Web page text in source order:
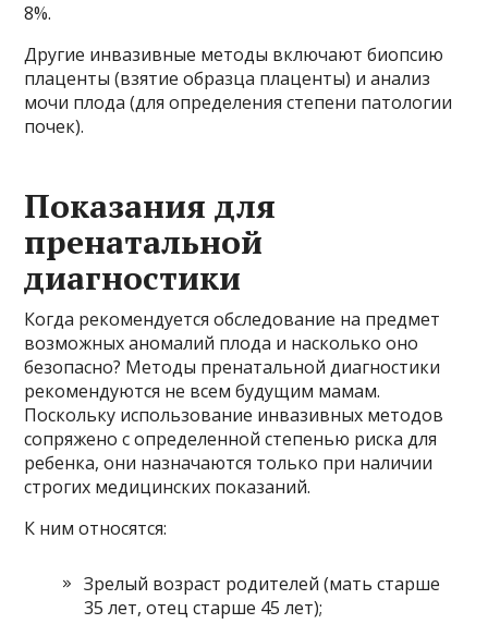
8%.
Другие инвазивные методы включают биопсию
плаценты (взятие образца плаценты) и анализ
мочи плода (для определения степени патологии
почек).
Показания для
пренатальной
диагностики
Когда рекомендуется обследование на предмет
возможных аномалий плода и насколько оно
безопасно? Методы пренатальной диагностики
рекомендуются не всем будущим мамам.
Поскольку использование инвазивных методов
сопряжено с определенной степенью риска для
ребенка, они назначаются только при наличии
строгих медицинских показаний.
К ним относятся:
Зрелый возраст родителей (мать старше
35 лет, отец старше 45 лет);